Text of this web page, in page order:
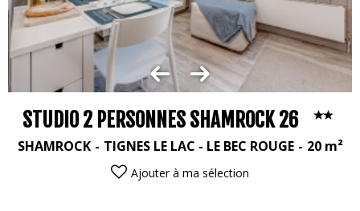
STUDIO 2 PERSONNES SHAMROCK 26
SHAMROCK TIGNES LE LAC - LE BEC ROUGE 20 m²
Ajouter à ma sélection